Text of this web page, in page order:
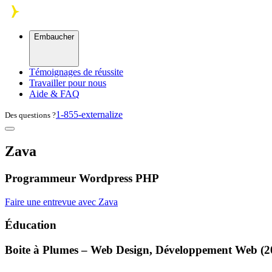
Skip to main content
Embaucher
Témoignages de réussite
Travailler pour nous
Aide & FAQ
Des questions ?1-855-externalize
Zava
Programmeur Wordpress PHP
Faire une entrevue avec Zava
Éducation
Boite à Plumes – Web Design, Développement Web